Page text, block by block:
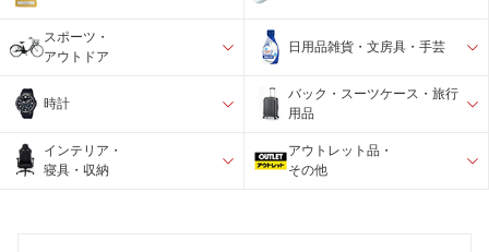
スポーツ・
アウトドア
日用品雑貨・文房具・手芸
時計
バック・スーツケース・旅行
用品
インテリア・
寝具・収納
アウトレット品・
その他